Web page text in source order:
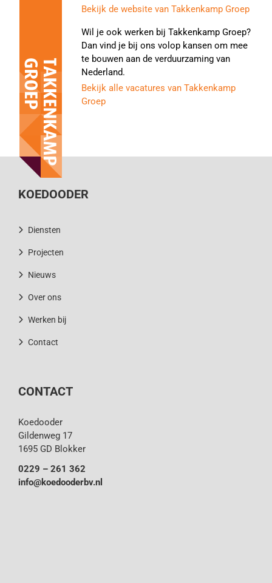
Bekijk de website van Takkenkamp Groep
Wil je ook werken bij Takkenkamp Groep?
Dan vind je bij ons volop kansen om mee
te bouwen aan de verduurzaming van
Nederland.
Bekijk alle vacatures van Takkenkamp
Groep
KOEDOODER
Diensten
Projecten
Nieuws
Over ons
Werken bij
Contact
CONTACT
Koedooder
Gildenweg 17
1695 GD Blokker
0229 – 261 362
info@koedooderbv.nl